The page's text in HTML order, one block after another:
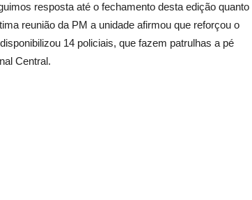
resposta até o fechamento desta edição quanto
reunião da PM a unidade afirmou que reforçou o
14 policiais, que fazem patrulhas a pé
Central.